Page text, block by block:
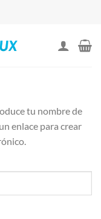
tu nombre de
enlace para crear